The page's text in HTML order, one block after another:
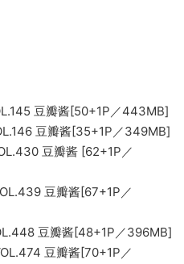
豆瓣酱[50+1P／443MB]
豆瓣酱[35+1P／349MB]
豆瓣酱 [62+1P／
豆瓣酱[67+1P／
豆瓣酱[48+1P／396MB]
豆瓣酱[70+1P／